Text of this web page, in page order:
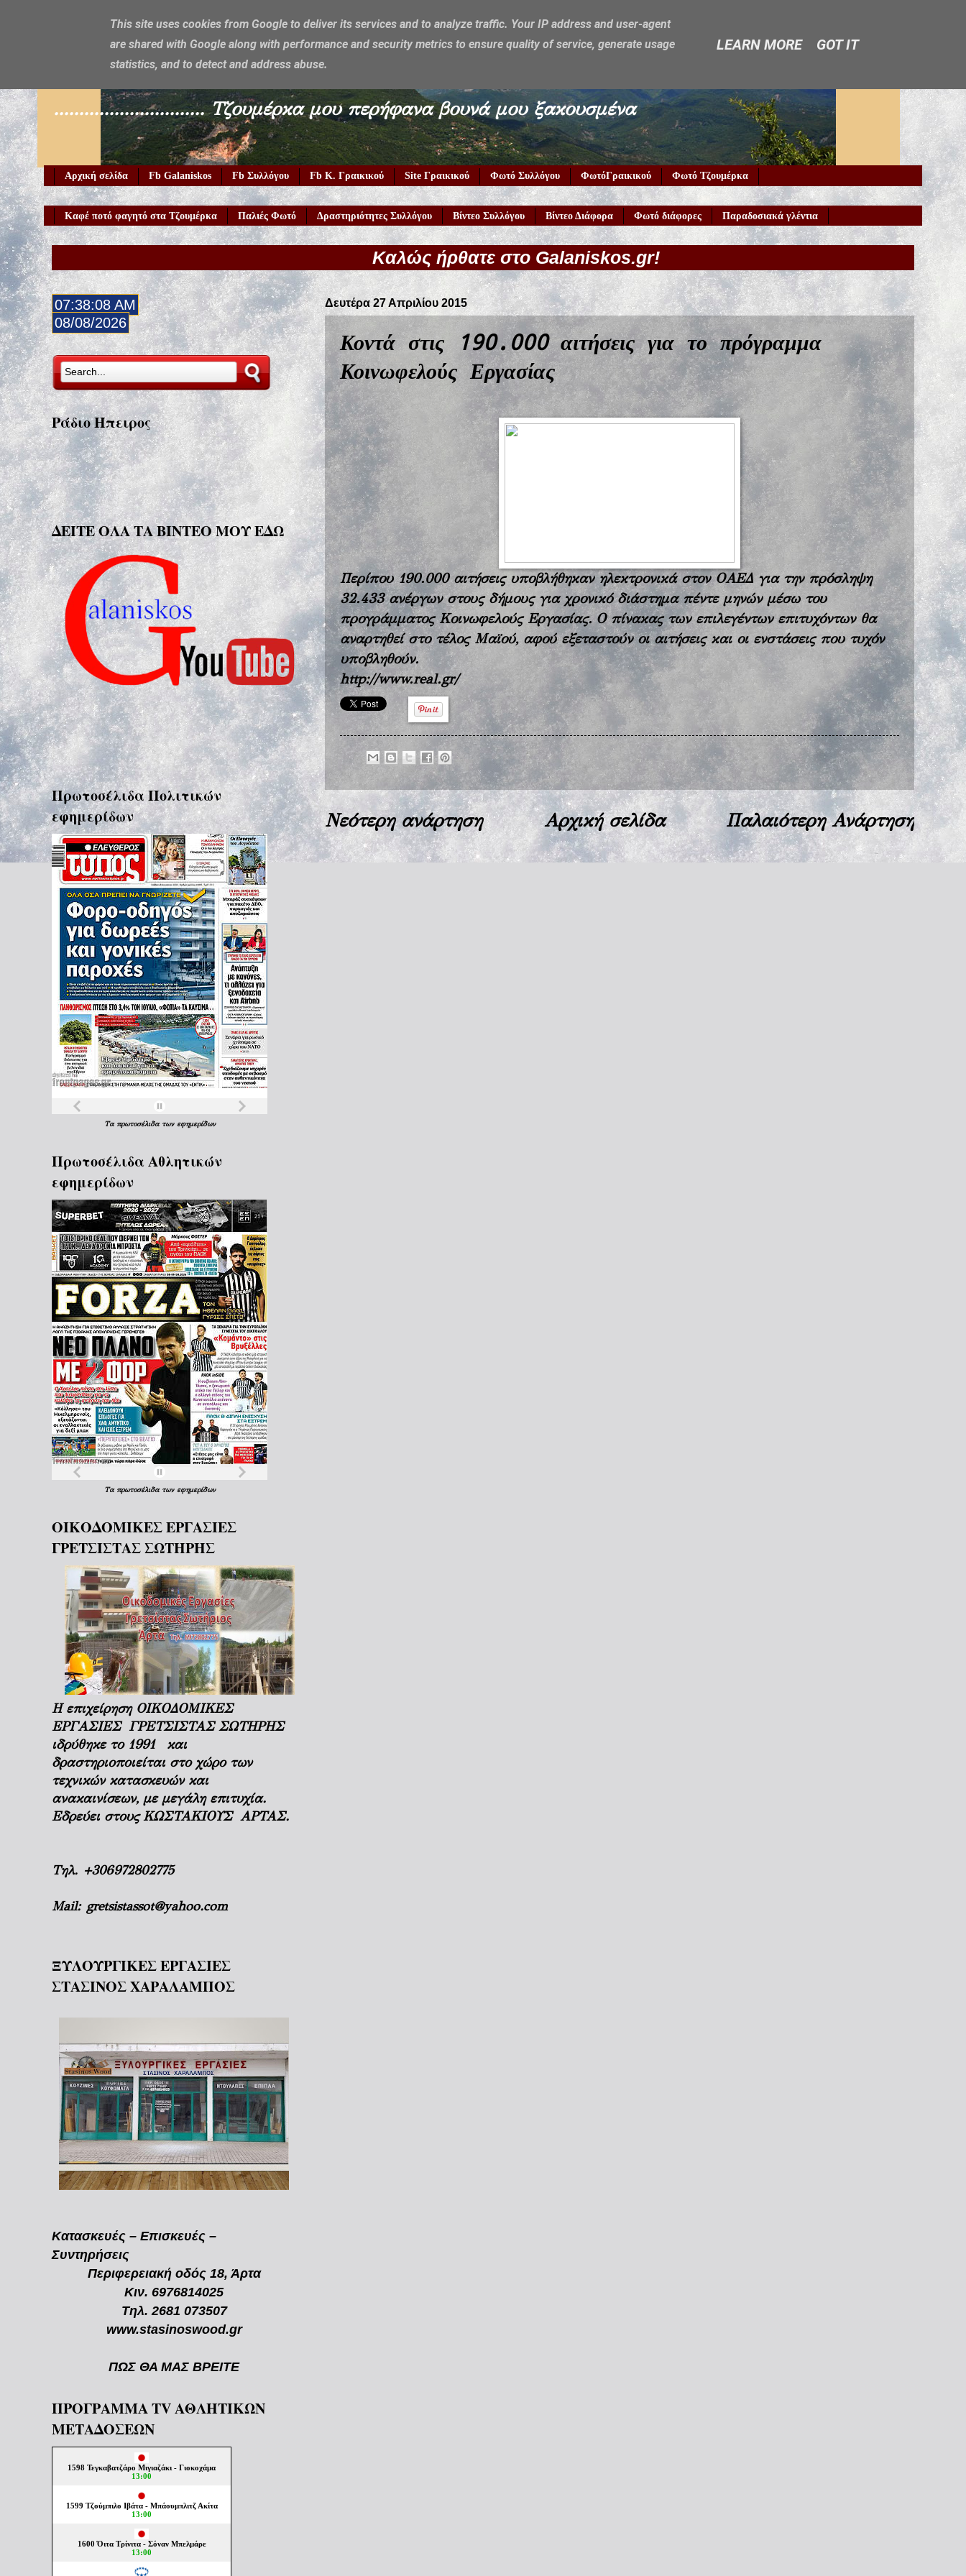
Galaniskos
.............................. Τζουμέρκα μου περήφανα βουνά μου ξακουσμένα
Αρχική σελίδα Fb Galaniskos Fb Συλλόγου Fb Κ. Γραικικού Site Γραικικού Φωτό Συλλόγου ΦωτόΓραικικού Φωτό Τζουμέρκα
Καφέ ποτό φαγητό στα Τζουμέρκα Παλιές Φωτό Δραστηριότητες Συλλόγου Βίντεο Συλλόγου Βίντεο Διάφορα Φωτό διάφορες Παραδοσιακά γλέντια
Καλώς ήρθατε στο Galaniskos.gr!
Δευτέρα 27 Απριλίου 2015
Κοντά στις 190.000 αιτήσεις για το πρόγραμμα
Κοινωφελούς Εργασίας
Περίπου 190.000 αιτήσεις υποβλήθηκαν ηλεκτρονικά στον ΟΑΕΔ για την πρόσληψη
32.433 ανέργων στους δήμους για χρονικό διάστημα πέντε μηνών μέσω του
προγράμματος Κοινωφελούς Εργασίας. Ο πίνακας των επιλεγέντων επιτυχόντων θα
αναρτηθεί στο τέλος Μαϊού, αφού εξεταστούν οι αιτήσεις και οι ενστάσεις που τυχόν
υποβληθούν.
http://www.real.gr/
Νεότερη ανάρτηση Παλαιότερη Ανάρτηση
Αρχική σελίδα
07:38:09 AM
08/08/2026
Ράδιο Ήπειρος
ΔΕΙΤΕ ΟΛΑ ΤΑ ΒΙΝΤΕΟ ΜΟΥ ΕΔΩ
Πρωτοσέλιδα Πολιτικών
εφημερίδων
Τα πρωτοσέλιδα των εφημερίδων
Πρωτοσέλιδα Aθλητικών
εφημερίδων
Τα πρωτοσέλιδα των εφημερίδων
ΟΙΚΟΔΟΜΙΚΕΣ ΕΡΓΑΣΙΕΣ
ΓΡΕΤΣΙΣΤΑΣ ΣΩΤΗΡΗΣ
Η επιχείρηση ΟΙΚΟΔΟΜΙΚΕΣ
ΕΡΓΑΣΙΕΣ ΓΡΕΤΣΙΣΤΑΣ ΣΩΤΗΡΗΣ
ιδρύθηκε το 1991 και
δραστηριοποιείται στο χώρο των
τεχνικών κατασκευών και
ανακαινίσεων, με μεγάλη επιτυχία.
Εδρεύει στους ΚΩΣΤΑΚΙΟΥΣ ΑΡΤΑΣ.
Τηλ. +306972802775
Mail: gretsistassot@yahoo.com
ΞΥΛΟΥΡΓΙΚΕΣ ΕΡΓΑΣΙΕΣ
ΣΤΑΣΙΝΟΣ ΧΑΡΑΛΑΜΠΟΣ
Κατασκευές – Επισκευές –
Συντηρήσεις
Περιφερειακή οδός 18, Άρτα
Κιν. 6976814025
Τηλ. 2681 073507
www.stasinoswood.gr
ΠΩΣ ΘΑ ΜΑΣ ΒΡΕΙΤΕ
ΠΡΟΓΡΑΜΜΑ TV ΑΘΛΗΤΙΚΩΝ
ΜΕΤΑΔΟΣΕΩΝ
This site uses cookies from Google to deliver its services and to analyze traffic. Your IP address and user-agent
are shared with Google along with performance and security metrics to ensure quality of service, generate usage
statistics, and to detect and address abuse.
LEARN MORE GOT IT